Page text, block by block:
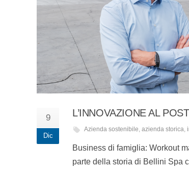
9
Dic
L’INNOVAZIONE AL
Azienda sostenibile azienda storica
Business di famiglia: Workout
parte della storia di Bellini Spa